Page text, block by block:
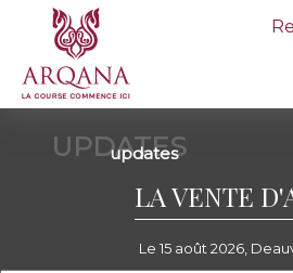
UPDATES
updates
LA VENTE
Le 15 août 2026,